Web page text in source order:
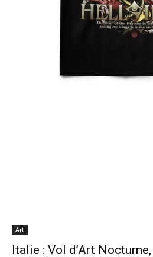
Art
Italie : Vol d’Art